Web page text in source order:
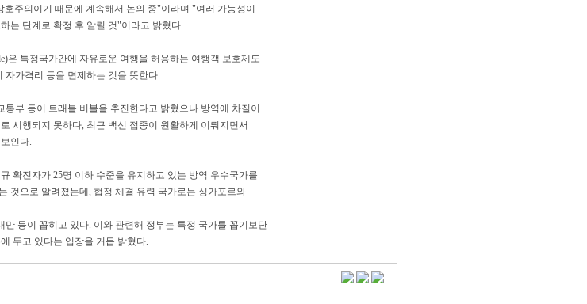
호주의이기 때문에 계속해서 논의 중"이라며 "여러 가능성이
는 단계로 확정 후 알릴 것"이라고 밝혔다.
은 특정국가간에 자유로운 여행을 허용하는 여행객 보호제도
자가격리 등을 면제하는 것을 뜻한다.
통부 등이 트래블 버블을 추진한다고 밝혔으나 방역에 차질이
시행되지 못하다, 최근 백신 접종이 원활하게 이뤄지면서
인다.
확진자가 25명 이하 수준을 유지하고 있는 방역 우수국가를
것으로 알려졌는데, 협정 체결 유력 국가로는 싱가포르와
만 등이 꼽히고 있다. 이와 관련해 정부는 특정 국가를 꼽기보단
두고 있다는 입장을 거듭 밝혔다.